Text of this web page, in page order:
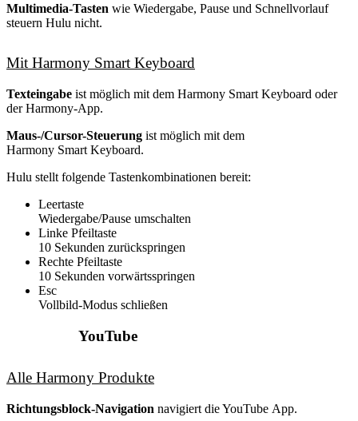
Multimedia-Tasten wie Wiedergabe, Pause und Schnellvorlauf
steuern Hulu nicht.
Mit Harmony Smart Keyboard
Texteingabe ist möglich mit dem Harmony Smart Keyboard oder
der Harmony-App.
Maus-/Cursor-Steuerung ist möglich mit dem
Harmony Smart Keyboard.
Hulu stellt folgende Tastenkombinationen bereit:
Leertaste
Wiedergabe/Pause umschalten
Linke Pfeiltaste
10 Sekunden zurückspringen
Rechte Pfeiltaste
10 Sekunden vorwärtsspringen
Esc
Vollbild-Modus schließen
YouTube
Alle Harmony Produkte
Richtungsblock-Navigation navigiert die YouTube App.